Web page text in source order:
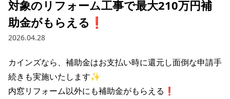
対象のリフォーム工事で最大210万円補
助金がもらえる❗
2026.04.28
カインズなら、補助金はお支払い時に還元し面倒な申請手
続きも実施いたします✨
内窓リフォーム以外にも補助金がもらえる❗